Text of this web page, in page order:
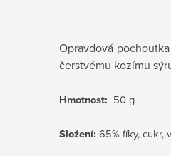
Opravdová
čerstvému kozímu
Hmotnost: 50 g
Složení: 65% fíky, cukr,